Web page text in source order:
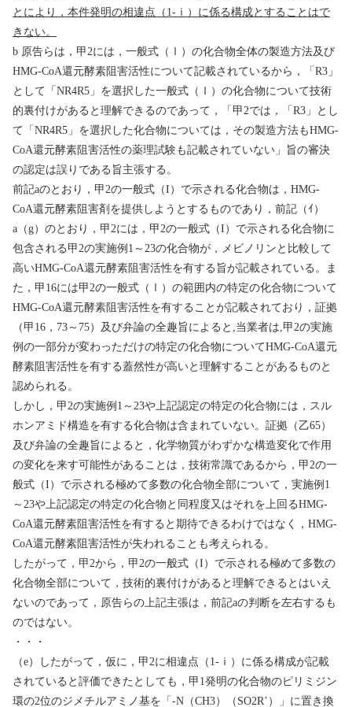
とにより，本件発明の相違点（ 1- ⅰ ）に係る構成とすることはで
きない。
b 原告らは，甲2には，一般式（
）の化合物全体の製造方法及び
HMG-CoA還元酵素阻害活性について記載されているから，「 R3 」
として「 NR4R5 」を選択した一般式（
）の化合物について技術
的裏付けがあると理解できるのであって，「甲2では，「 R3 」とし
て「 NR4R5 」を選択した化合物については，その製造方法もHMG-
CoA還元酵素阻害活性の薬理試験も記載されていない」旨の審決
の認定は誤りである旨主張する。
前記aのとおり，甲2の一般式（I ）で示される化合物は， HMG-
CoA還元酵素阻害剤を提供しようとするものであり，前記（ｲ）
a （g）のとおり，甲2には，甲2の一般式（I ）で示される化合物に
包含される甲2の実施例 1 ～ 23の化合物が，メビノリンと比較して
高いHMG-CoA還元酵素阻害活性を有する旨が記載されている。ま
た，甲 16には甲2の一般式（
）の範囲内の特定の化合物について
HMG-CoA還元酵素阻害活性を有することが記載されており，証拠
（甲 16 ， 73 ～ 75）及び弁論の全趣旨によると ,当業者は,甲2の実施
例の一部分が変わっただけの特定の化合物についてHMG-CoA還元
酵素阻害活性を有する蓋然性が高いと理解することがあるものと
認められる。
しかし，甲2の実施例 1 ～ 23や上記認定の特定の化合物には，スル
ホンアミド構造を有する化合物は含まれていない。証拠（乙65）
及び弁論の全趣旨によると，化学物質がわずかな構造変化で作用
の変化を来す可能性があることは，技術常識であるから，甲2の一
般式（I ）で示される極めて多数の化合物全部について，実施例 1
～ 23や上記認定の特定の化合物と同程度又はそれを上回るHMG-
CoA還元酵素阻害活性を有すると期待できるわけではなく， HMG-
CoA還元酵素阻害活性が失われることも考えられる。
したがって，甲2から，甲2の一般式（I ）で示される極めて多数の
化合物全部について，技術的裏付けがあると理解できるとはいえ
ないのであって，原告らの上記主張は，前記aの判断を左右するも
のではない。
・・・
（e）したがって，仮に，甲2に相違点（ 1- ⅰ ）に係る構成が記載
されていると評価できたとしても，甲 1発明の化合物のピリミジン
環の2位のジメチルアミノ基を「 -N （CH3）（ SO2R’ ）」に置き換